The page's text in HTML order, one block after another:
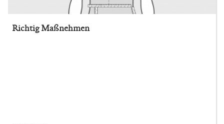
Richtig Maßnehmen